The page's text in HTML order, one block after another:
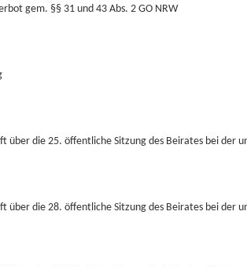
gem. §§ 31 und 43 Abs. 2 GO NRW
über die 25. öffentliche Sitzung des Beirates bei der
über die 28. öffentliche Sitzung des Beirates bei der